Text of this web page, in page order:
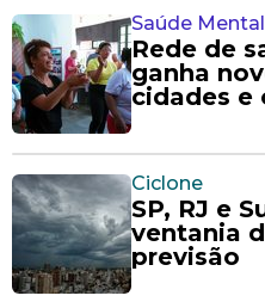
Saúde Mental
Rede de
ganha
cidades e
Ciclone
SP, RJ e
ventania
previsão